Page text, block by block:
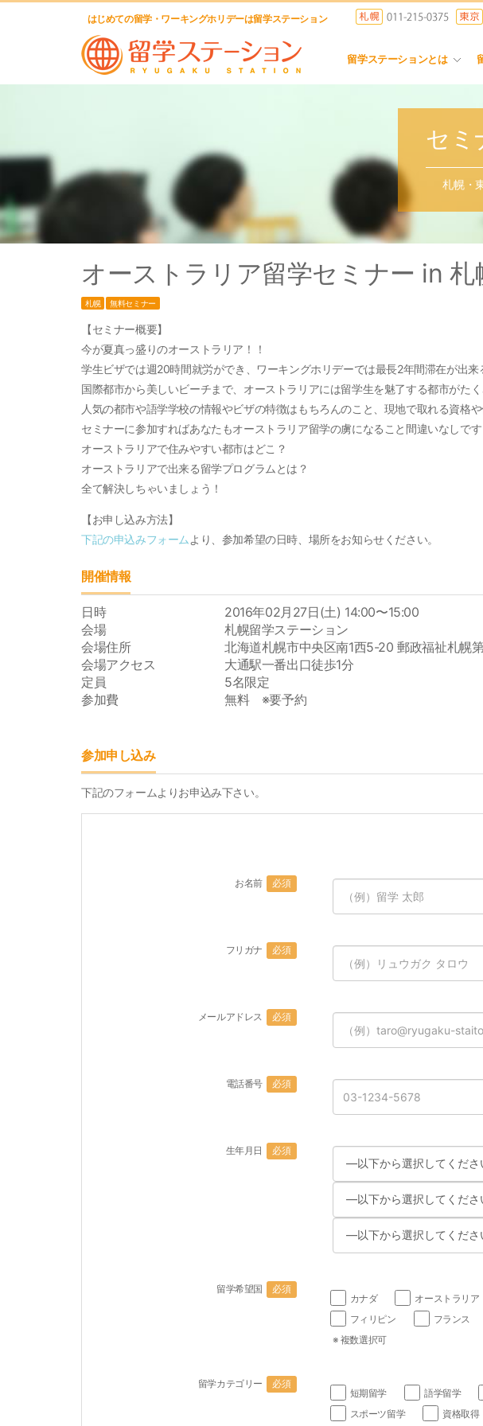
はじめての留学・ワーキングホリデーは留学ステーション
留学ステーションとは
セミ
札幌・
オーストラリア留学セミナー in 札
札幌 無料セミナー
【セミナー概要】
今が夏真っ盛りのオーストラリア！！
学生ビザでは週20時間就労ができ、ワーキングホリデーでは最長2年間滞在が出来
国際都市から美しいビーチまで、オーストラリアには留学生を魅了する都市がたく
人気の都市や語学学校の情報やビザの特徴はもちろんのこと、現地で取れる資格
セミナーに参加すればあなたもオーストラリア留学の虜になること間違いなしです
オーストラリアで住みやすい都市はどこ？
オーストラリアで出来る留学プログラムとは？
全て解決しちゃいましょう！
【お申し込み方法】
下記の申込みフォーム より、参加希望の日時、場所をお知らせください。
開催情報
日時
2016年02月27日(土) 14:00〜15:00
会場
札幌留学ステーション
会場住所
北海道札幌市中央区南1西5-20 郵政福祉札幌
会場アクセス
大通駅一番出口徒歩1分
定員
5名限定
参加費
無料 ※要予約
参加申し込み
下記のフォームよりお申込み下さい。
お名前 必須
フリガナ 必須
メールアドレス 必須
電話番号 必須
生年月日
必須
留学希望国
必須
カナダ
オーストラリア
フィリピン
フランス
※ 複数選択可
留学カテゴリー
必須
短期留学
語学留学
スポーツ留学
資格取得